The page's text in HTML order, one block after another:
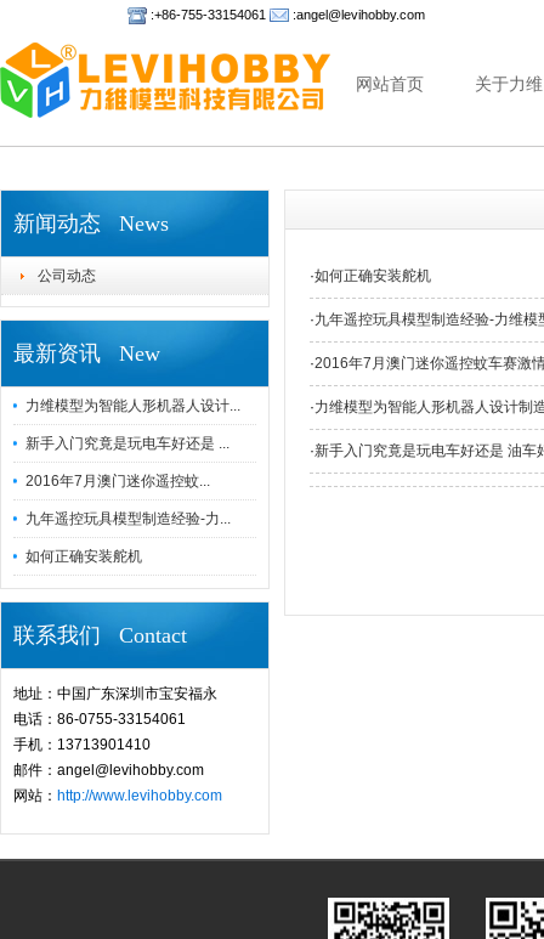
:+86-755-33154061 :angel@levihobby.com
网站首页 关于力维
新闻动态 News
公司动态
最新资讯 New
力维模型为智能人形机器人设计...
新手入门究竟是玩电车好还是 ...
2016年7月澳门迷你遥控蚊...
九年遥控玩具模型制造经验-力...
如何正确安装舵机
联系我们 Contact
地址：中国广东深圳市宝安福永
电话：86-0755-33154061
手机：13713901410
邮件：angel@levihobby.com
网站： http://www.levihobby.com
·如何正确安装舵机
·九年遥控玩具模型制造经验-力维模
·2016年7月澳门迷你遥控蚊车赛激
·力维模型为智能人形机器人设计制
·新手入门究竟是玩电车好还是 油车